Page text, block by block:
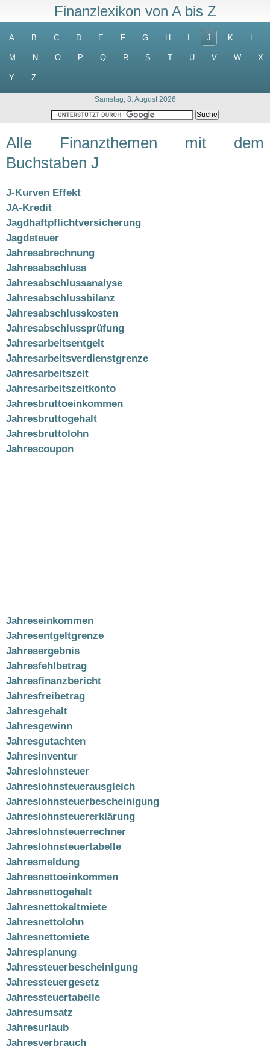
Finanzlexikon von A bis Z
A B C D E F G H J K L
M N O P Q R S T U V W X
Y Z
Samstag, 8. August 2026
Alle Finanzthemen mit dem
Buchstaben J
J-Kurven Effekt
JA-Kredit
Jagdhaftpflichtversicherung
Jagdsteuer
Jahresabrechnung
Jahresabschluss
Jahresabschlussanalyse
Jahresabschlussbilanz
Jahresabschlusskosten
Jahresabschlussprüfung
Jahresarbeitsentgelt
Jahresarbeitsverdienstgrenze
Jahresarbeitszeit
Jahresarbeitszeitkonto
Jahresbruttoeinkommen
Jahresbruttogehalt
Jahresbruttolohn
Jahrescoupon
Jahreseinkommen
Jahresentgeltgrenze
Jahresergebnis
Jahresfehlbetrag
Jahresfinanzbericht
Jahresfreibetrag
Jahresgehalt
Jahresgewinn
Jahresgutachten
Jahresinventur
Jahreslohnsteuer
Jahreslohnsteuerausgleich
Jahreslohnsteuerbescheinigung
Jahreslohnsteuererklärung
Jahreslohnsteuerrechner
Jahreslohnsteuertabelle
Jahresmeldung
Jahresnettoeinkommen
Jahresnettogehalt
Jahresnettokaltmiete
Jahresnettolohn
Jahresnettomiete
Jahresplanung
Jahressteuerbescheinigung
Jahressteuergesetz
Jahressteuertabelle
Jahresumsatz
Jahresurlaub
Jahresverbrauch